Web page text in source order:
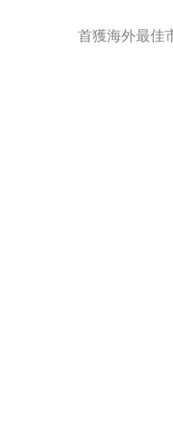
首獲海外最佳